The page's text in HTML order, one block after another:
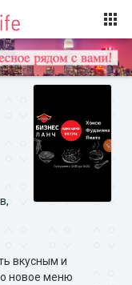
вкусным и
новое меню